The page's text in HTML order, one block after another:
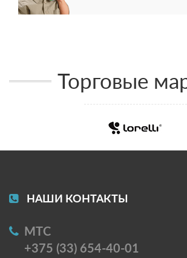
Торговые
НАШИ КОНТАКТЫ
МТС
+375 (33) 654-40-01